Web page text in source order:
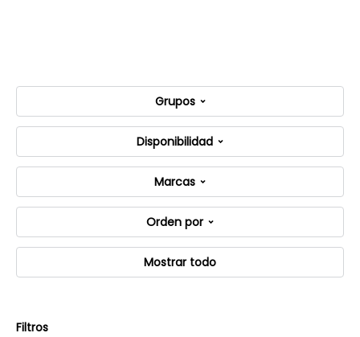
Grupos
Disponibilidad
Marcas
Orden por
Mostrar todo
Filtros